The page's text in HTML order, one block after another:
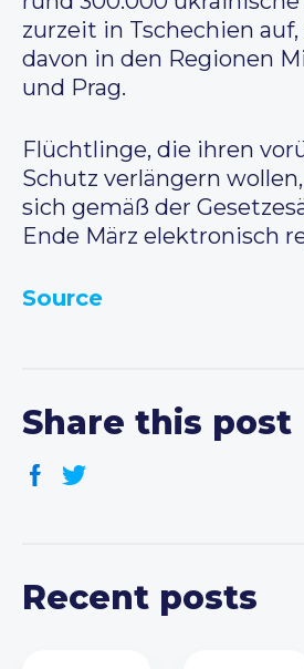
zurzeit in Tschechien
davon in den Regionen
und Prag.
Flüchtlinge, die ihren
Schutz verlängern
sich gemäß der
Ende März elektronisch
Source
Share this post
Recent posts